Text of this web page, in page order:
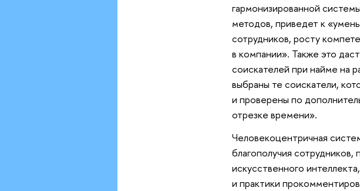
гармонизированной
методов, приведет к
сотрудников, росту
в компании». Также это
соискателей при найме на
выбраны те соискатели,
и проверены по
отрезке времени».
Человекоцентричная
благополучия сотрудников,
искусственного
и практики